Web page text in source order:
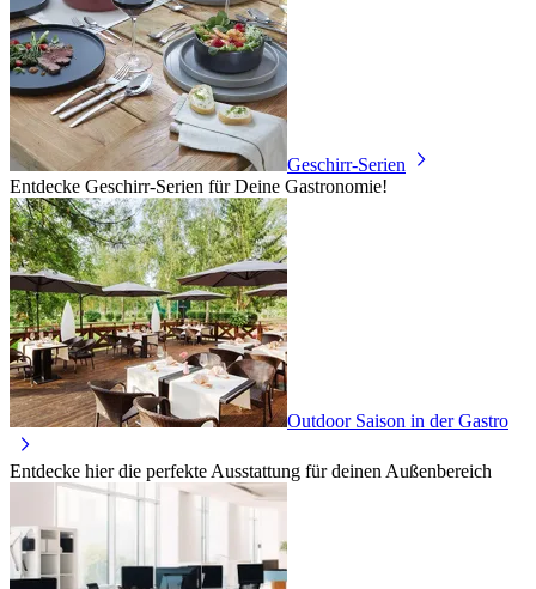
Geschirr-Serien
Entdecke Geschirr-Serien für Deine Gastronomie!
Outdoor Saison in der Gastro
Entdecke hier die perfekte Ausstattung für deinen Außenbereich